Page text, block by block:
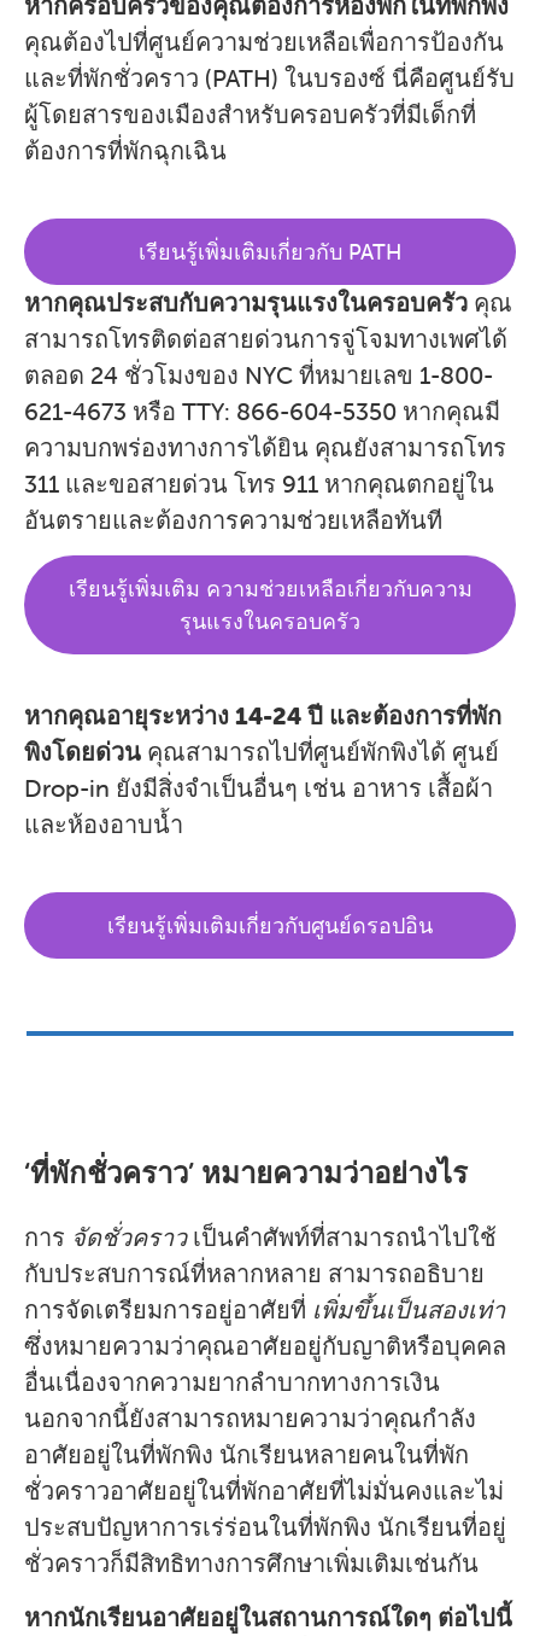
คุณต้องไปที่ศูนย์ความช่วยเหลือเพื่อการป้องกัน
และที่พักชั่วคราว (PATH) ในบรองซ์ นี่คือศูนย์รับ
ผู้โดยสารของเมืองสำหรับครอบครัวที่มีเด็กที่
ต้องการที่พักฉุกเฉิน
เรียนรู้เพิ่มเติมเกี่ยวกับ PATH
หากคุณประสบกับความรุนแรงในครอบครัว คุณ
สามารถโทรติดต่อสายด่วนการจู่โจมทางเพศได้
ตลอด 24 ชั่วโมงของ NYC ที่หมายเลข 1-800-
621-4673 หรือ TTY: 866-604-5350 หากคุณมี
ความบกพร่องทางการได้ยิน คุณยังสามารถโทร
311 และขอสายด่วน โทร 911 หากคุณตกอยู่ใน
อันตรายและต้องการความช่วยเหลือทันที
เรียนรู้เพิ่มเติม ความช่วยเหลือเกี่ยวกับความ
รุนแรงในครอบครัว
หากคุณอายุระหว่าง 14-24 ปี และต้องการที่พัก
พิงโดยด่วน คุณสามารถไปที่ศูนย์พักพิงได้ ศูนย์
Drop-in ยังมีสิ่งจำเป็นอื่นๆ เช่น อาหาร เสื้อผ้า
และห้องอาบน้ำ
เรียนรู้เพิ่มเติมเกี่ยวกับศูนย์ดรอปอิน
‘ที่พักชั่วคราว’ หมายความว่าอย่างไร
การ จัดชั่วคราวเป็นคำศัพท์ที่สามารถนำไปใช้
กับประสบการณ์ที่หลากหลาย สามารถอธิบาย
การจัดเตรียมการอยู่อาศัยที่ เพิ่มขึ้นเป็นสองเท่า
ซึ่งหมายความว่าคุณอาศัยอยู่กับญาติหรือบุคคล
อื่นเนื่องจากความยากลำบากทางการเงิน
นอกจากนี้ยังสามารถหมายความว่าคุณกำลัง
อาศัยอยู่ในที่พักพิง นักเรียนหลายคนในที่พัก
ชั่วคราวอาศัยอยู่ในที่พักอาศัยที่ไม่มั่นคงและไม่
ประสบปัญหาการเร่ร่อนในที่พักพิง นักเรียนที่อยู่
ชั่วคราวก็มีสิทธิทางการศึกษาเพิ่มเติมเช่นกัน
หากนักเรียนอาศัยอยู่ในสถานการณ์ใดๆ ต่อไปนี้